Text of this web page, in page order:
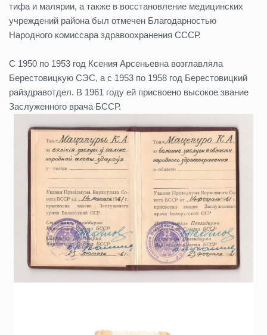
тифа и малярии, а также в восстановление медицинских
учреждений района был отмечен Благодарностью
Народного комиссара здравоохранения СССР.
С 1950 по 1953 год Ксения Арсеньевна возглавляла
Берестовицкую СЭС, а с 1953 по 1958 год Берестовицкий
райздравотдел. В 1961 году ей присвоено высокое звание
Заслуженного врача БССР.